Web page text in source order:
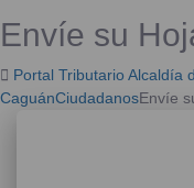
Envíe su
Portal Tributario Alcaldía
CaguánCiudadanosEnvíe